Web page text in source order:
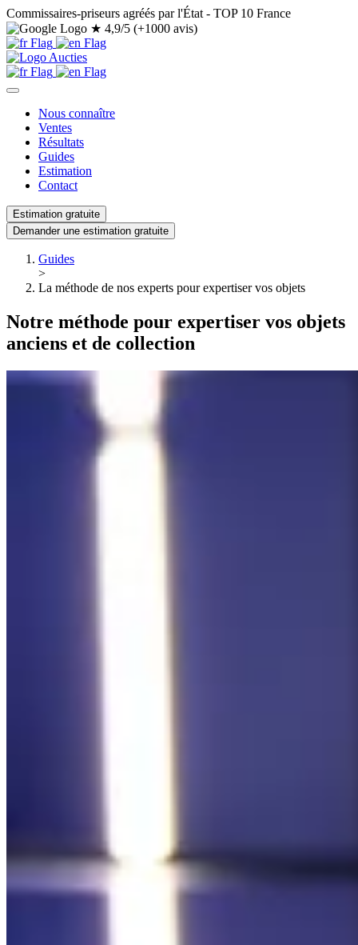
Commissaires-priseurs agréés par l'État - TOP 10 France
★ 4,9/5 (+1000 avis)
Nous connaître
Ventes
Résultats
Guides
Estimation
Contact
Estimation gratuite
Demander une estimation gratuite
Guides
>
La méthode de nos experts pour expertiser vos objets
Notre méthode pour expertiser vos objets
anciens et de collection